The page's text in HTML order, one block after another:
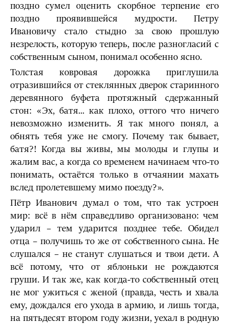
поздно сумел оценить скорбное терпение его
поздно проявившейся мудрости. Петру
Ивановичу стало стыдно за свою прошлую
незрелость, которую теперь, после разногласий с
собственным сыном, понимал особенно ясно.
Толстая ковровая дорожка приглушила
отразившийся от стеклянных дверок старинного
деревянного буфета протяжный сдержанный
стон: «Эх, батя... как плохо, оттого что ничего
невозможно изменить. Я так много понял, а
обнять тебя уже не смогу. Почему так бывает,
батя?! Когда вы живы, мы молоды и глупы и
жалим вас, а когда со временем начинаем что-то
понимать, остаётся только в отчаянии махать
вслед пролетевшему мимо поезду?».
Пётр Иванович думал о том, что так устроен
мир: всё в нём справедливо организовано: чем
ударил – тем ударится позднее тебе. Обидел
отца – получишь то же от собственного сына. Не
слушался – не станут слушаться и твои дети. А
всё потому, что от яблоньки не рождаются
груши. И так же, как когда-то собственный отец
не мог ужиться с женой (правда, честь и хвала
ему, дождался его ухода в армию, и лишь тогда,
на пятьдесят втором году жизни, уехал в родную